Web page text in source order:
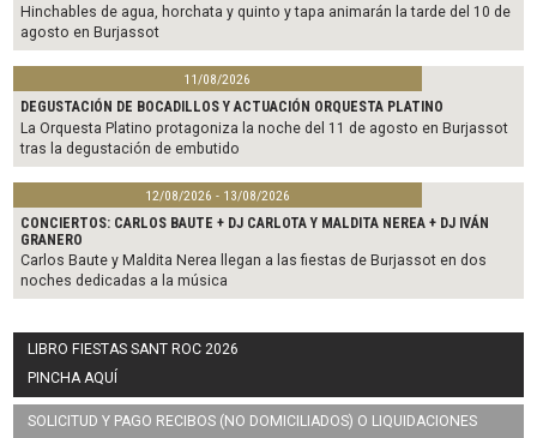
Hinchables de agua, horchata y quinto y tapa animarán la tarde del 10 de
agosto en Burjassot
11/08/2026
DEGUSTACIÓN DE BOCADILLOS Y ACTUACIÓN ORQUESTA PLATINO
La Orquesta Platino protagoniza la noche del 11 de agosto en Burjassot
tras la degustación de embutido
12/08/2026 - 13/08/2026
CONCIERTOS: CARLOS BAUTE + DJ CARLOTA Y MALDITA NEREA + DJ IVÁN
GRANERO
Carlos Baute y Maldita Nerea llegan a las fiestas de Burjassot en dos
noches dedicadas a la música
LIBRO FIESTAS SANT ROC 2026
PINCHA AQUÍ
SOLICITUD Y PAGO RECIBOS (NO DOMICILIADOS) O LIQUIDACIONES